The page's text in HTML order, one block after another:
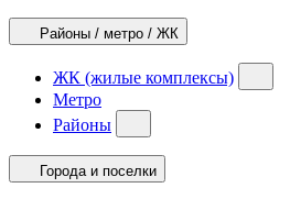
Районы / метро / ЖК
ЖК (жилые комплексы)
Метро
Районы
Города и поселки